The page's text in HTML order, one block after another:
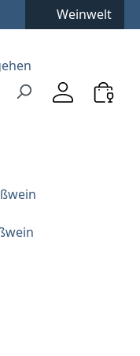
Weinwelt